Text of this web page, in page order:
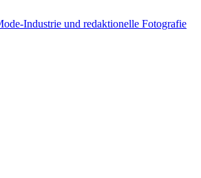
Industrie und redaktionelle Fotografie